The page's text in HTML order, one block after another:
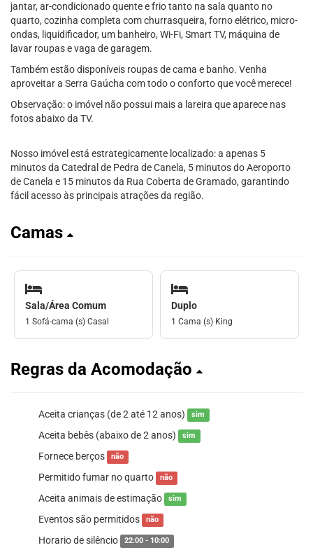
jantar, ar-condicionado quente e frio tanto na sala quanto no
quarto, cozinha completa com churrasqueira, forno elétrico, micro-
ondas, liquidificador, um banheiro, Wi-Fi, Smart TV, máquina de
lavar roupas e vaga de garagem.
Também estão disponíveis roupas de cama e banho. Venha
aproveitar a Serra Gaúcha com todo o conforto que você merece!
Observação: o imóvel não possui mais a lareira que aparece nas
fotos abaixo da TV.
Nosso imóvel está estrategicamente localizado: a apenas 5
minutos da Catedral de Pedra de Canela, 5 minutos do Aeroporto
de Canela e 15 minutos da Rua Coberta de Gramado, garantindo
fácil acesso às principais atrações da região.
Camas
Sala/Área Comum
1 Sofá-cama (s) Casal
Duplo
1 Cama (s) King
Regras da Acomodação
Aceita crianças (de 2 até 12 anos) sim
Aceita bebês (abaixo de 2 anos) sim
Fornece berços não
Permitido fumar no quarto não
Aceita animais de estimação sim
Eventos são permitidos não
Horario de silêncio 22:00 - 10:00